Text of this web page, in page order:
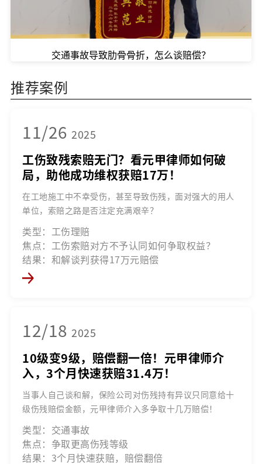
交通事故导致肋骨骨折，怎么谈赔偿？
推荐案例
11/26 2025
工伤致残索赔无门？看元甲律师如何破
局，助他成功维权获赔17万！
在工地施工中不幸受伤，甚至导致伤残，面对强大的用人
单位，索赔之路是否注定充满艰辛？
类型：工伤理赔
焦点：工伤索赔对方不予认同如何争取权益？
结果：和解谈判获得17万元赔偿
12/18 2025
10级变9级，赔偿翻一倍！元甲律师介
入，3个月快速获赔31.4万！
当事人自己谈和解，保险公司对伤残持有异议只同意给十
级伤残赔偿金额，元甲律师介入多争取十几万赔偿！
类型：交通事故
焦点：争取更高伤残等级
结果：3个月快速获赔，赔偿翻倍